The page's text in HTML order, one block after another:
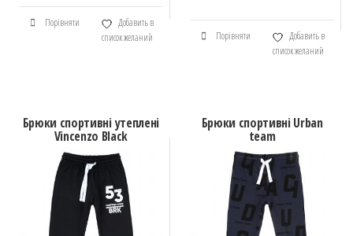
Порівняти
Добавить в
список желаний
Порівняти
Добавить в
список желаний
Брюки спортивні утеплені
Vincenzo Black
Брюки спортивні Urban
team